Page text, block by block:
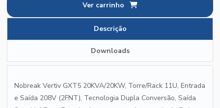
Ver carrinho
Descrição
Downloads
Nobreak Vertiv GXT5 20KVA/20KW, Torre/Rack 11U, Entrada
e Saída 208V (2FNT), Tecnologia Dupla Conversão, Saída